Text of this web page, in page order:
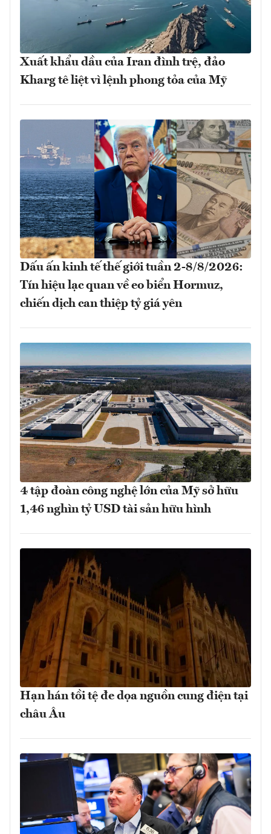
Xuất khẩu dầu của Iran đình trệ, đảo
Kharg tê liệt vì lệnh phong tỏa của Mỹ
Dấu ấn kinh tế thế giới tuần 2-8/8/2026:
Tín hiệu lạc quan về eo biển Hormuz,
chiến dịch can thiệp tỷ giá yên
4 tập đoàn công nghệ lớn của Mỹ sở hữu
1,46 nghìn tỷ USD tài sản hữu hình
Hạn hán tồi tệ đe dọa nguồn cung điện tại
châu Âu